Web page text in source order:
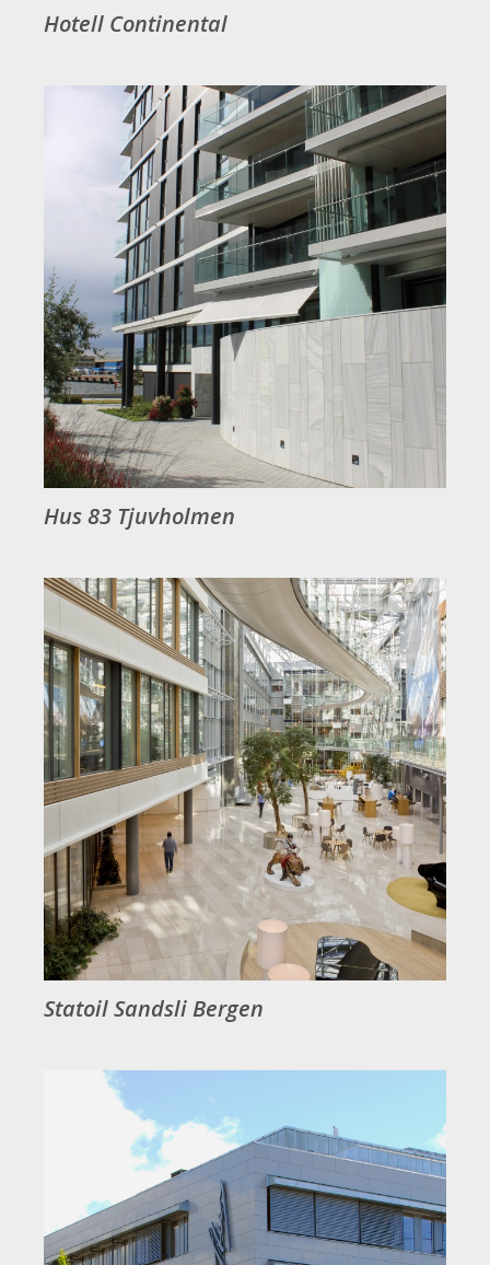
Hotell Continental
Hus 83 Tjuvholmen
Statoil Sandsli Bergen